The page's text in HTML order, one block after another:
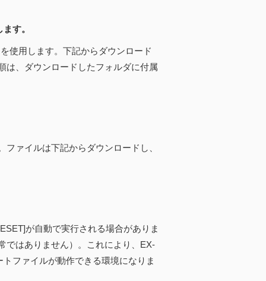
す。
使用します。下記からダウンロード
は、ダウンロードしたフォルダに付属
ァイルは下記からダウンロードし、
が自動で実行される場合がありま
ではありません）。これにより、EX-
ファイルが動作できる環境になりま